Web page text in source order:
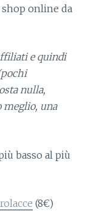
online da
e quindi
nulla,
meglio, una
basso al più
(8€)